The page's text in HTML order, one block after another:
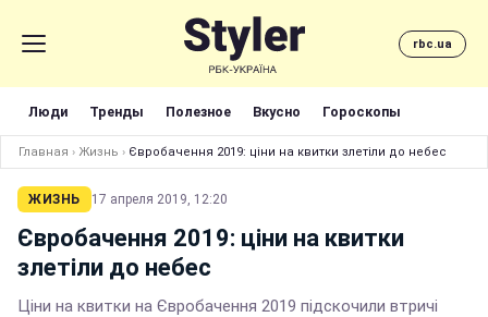
rbc.ua
Люди Тренды Полезное Вкусно Гороскопы
Главная › Жизнь › Євробачення 2019: ціни на квитки злетіли до небес
ЖИЗНЬ 17 апреля 2019, 12:20
Євробачення 2019: ціни на квитки
злетіли до небес
Ціни на квитки на Євробачення 2019 підскочили втричі